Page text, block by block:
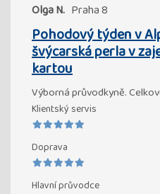
Olga N. Praha 8
Pohodový týden v
švýcarská perla v
kartou
Výborná průvodkyně.
Klientský servis
Doprava
Hlavní průvodce